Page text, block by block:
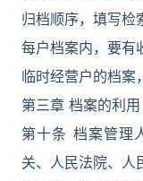
归档顺序，填写检
每户档案内，要有
临时经营户的档案
第三章 档案的利用
第十条 档案管理
关、人民法院、人